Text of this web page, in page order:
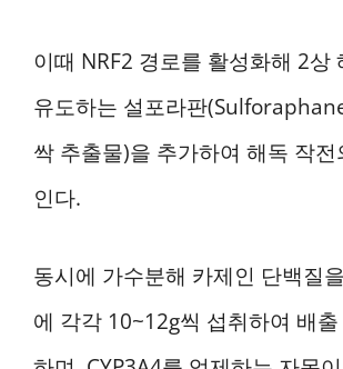
이때 NRF2 경로를 활성화해 2상
유도하는 설포라판
싹 추출물)을 추가하여 해독 작
인다.
동시에 가수분해 카제인 단백질
에 각각 10~12g씩 섭취하여 배